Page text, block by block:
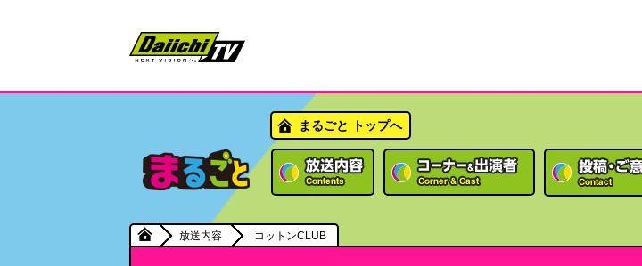
まるごと トップへ
放送内容 コットンCLUB